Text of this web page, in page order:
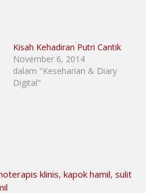
Kisah Kehadiran Putri Cantik
November 6, 2014
dalam "Keseharian & Diary
Digital"
klinis,kapok hamil,sulit